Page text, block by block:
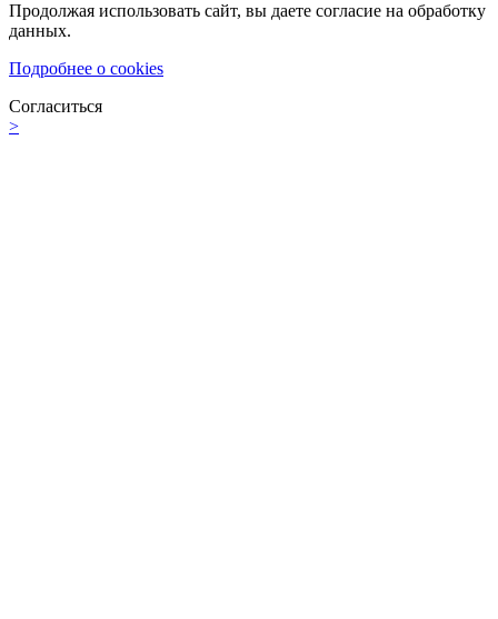
Продолжая использовать сайт, вы даете согласие на обработку
данных.
Подробнее о cookies
Согласиться
>